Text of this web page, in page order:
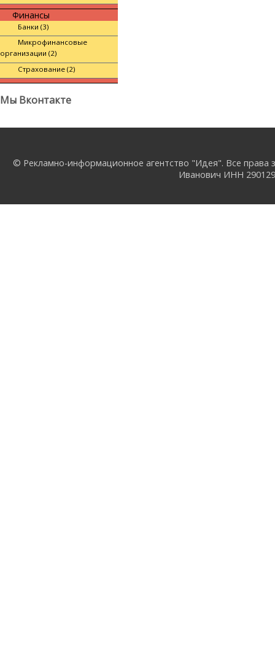
Финансы
Банки (3)
Микрофинансовые
организации (2)
Страхование (2)
Мы Вконтакте
© Рекламно-информационное агентство "Идея". Все права
Иванович ИНН